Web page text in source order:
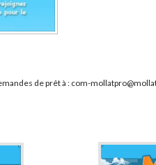
de prêt à : com-